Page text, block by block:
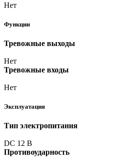
Нет
Функции
Тревожные выходы
Нет
Тревожные входы
Нет
Эксплуатация
Тип электропитания
DC 12 В
Противоударность